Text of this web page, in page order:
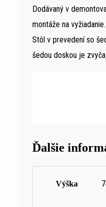
Dodávaný v
montáže na vyžiadanie.
Stôl v prevedení so
šedou doskou je
Ďalšie
Výška